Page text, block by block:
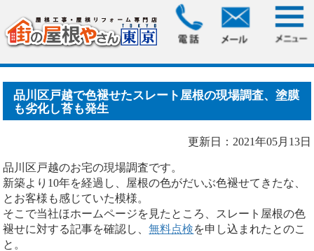
> 品川区戸越で色褪せたスレート屋根の現場
調査、塗膜も劣化し苔も.....
品川区戸越で色褪せたスレート屋根の現場調査、塗膜
も劣化し苔も発生
更新日：2021年05月13日
品川区戸越のお宅の現場調査です。
新築より10年を経過し、屋根の色がだいぶ色褪せてきたな、
とお客様も感じていた模様。
そこで当社ほホームページを見たところ、スレート屋根の色
褪せに対する記事を確認し、無料点検を申し込まれたとのこ
と。